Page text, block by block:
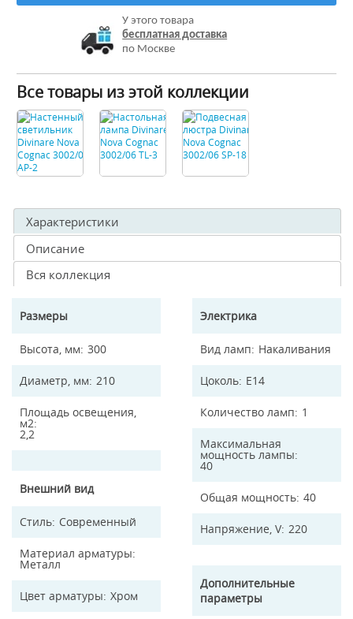
У этого товара
бесплатная доставка
по Москве
Все товары из этой коллекции
Характеристики
Описание
Вся коллекция
Размеры
Высота, мм 300
Диаметр, мм 210
Площадь освещения,
м2
2,2
Внешний вид
Стиль Современный
Материал арматуры
Металл
Цвет арматуры Хром
Электрика
Вид ламп Накаливания
Цоколь E14
Количество ламп 1
Максимальная
мощность лампы
40
Общая мощность 40
Напряжение, V 220
Дополнительные
параметры